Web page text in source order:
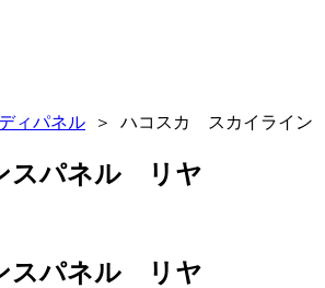
ィパネル ＞ ハコスカ スカイライン
スパネル リヤ
スパネル リヤ